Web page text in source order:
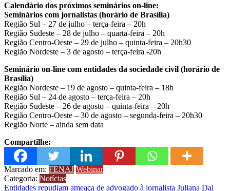
Calendário dos próximos seminários on-line:
Seminários com jornalistas (horário de Brasília)
Região Sul – 27 de julho – terça-feira – 20h
Região Sudeste – 28 de julho – quarta-feira – 20h
Região Centro-Oeste – 29 de julho – quinta-feira – 20h30
Região Nordeste – 3 de agosto – terça-feira -20h
Seminário on-line com entidades da sociedade civil (horário de
Brasília)
Região Nordeste – 19 de agosto – quinta-feira – 18h
Região Sul – 24 de agosto – terça-feira – 20h
Região Sudeste – 26 de agosto – quinta-feira – 20h
Região Centro-Oeste – 30 de agosto – segunda-feira – 20h30
Região Norte – ainda sem data
Compartilhe:
Marcado em: FENAJ Webinar
Categoria: Notícias
Entidades repudiam ameaça de advogado à jornalista Juliana Dal